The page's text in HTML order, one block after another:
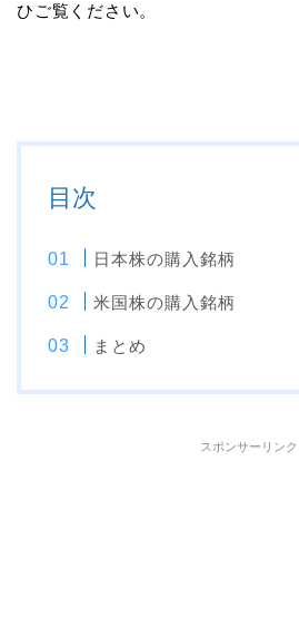
ひご覧ください。
目次
日本株の購入銘柄
米国株の購入銘柄
まとめ
スポンサーリンク